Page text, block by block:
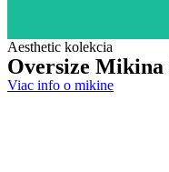
Aesthetic kolekcia
Oversize Mikina
Viac info o mikine